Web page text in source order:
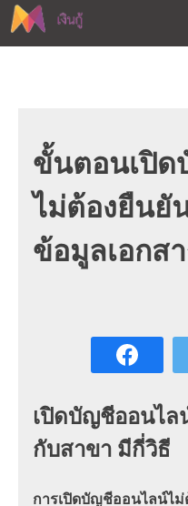
Skip
to
เงินสด แล
ขั้นตอนเปิ
ไม่ต้องยืนยั
ข้อมูลเอกส
เปิดบัญชีออนไ
กับสาขา มีกี่วิธี
การเปิดบัญชีออนไลน์ไ